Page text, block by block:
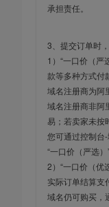
承担责任。
3、提交订单时
1）“一口价（
款等多种方式付
域名注册商为阿
域名注册商非阿
易；若卖家未按
您可通过控制台
“一口价（严选
2）“一口价（优
实际订单结算支
域名仍可购买，